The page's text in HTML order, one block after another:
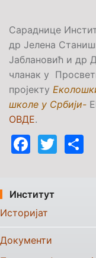
Сараднице
др Јелена
Јаблановић и др
чланак у
пројекту
школе у Србији-
ОВДЕ.
Институт
Историјат
Документи